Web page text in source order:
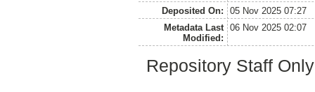
Deposited On:
05 Nov 2025 07:27
Metadata Last
Modified:
06 Nov 2025 02:07
Repository Staff